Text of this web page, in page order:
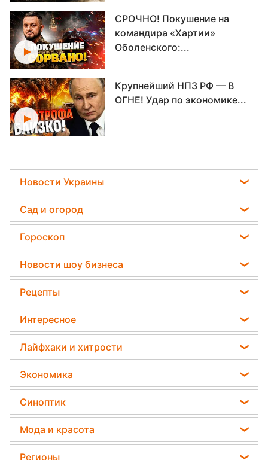
СРОЧНО! Покушение на
командира «Хартии»
Оболенского:...
Крупнейший НПЗ РФ — В
ОГНЕ! Удар по экономике...
Кремль сделал ставку...
ЕС завалит ВСУ ОРУЖИЕМ?!
ЛОВУШКУ! ВСУ разбивают...
ЭКСТРЕННО! Трамп
Мощнейшая атака! Россия
потеряла сразу несколько...